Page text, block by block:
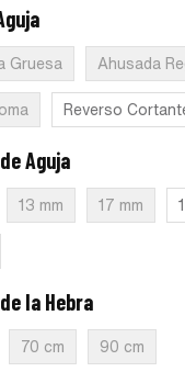
Gruesa Ahusada
Reverso
Aguja
13 mm 17 mm
la Hebra
70 cm 90 cm